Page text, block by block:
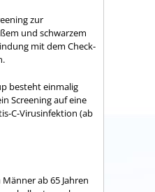
zur
und schwarzem
mit dem Check-
besteht einmalig
Screening auf eine
C-Virusinfektion (ab
ab 65 Jahren